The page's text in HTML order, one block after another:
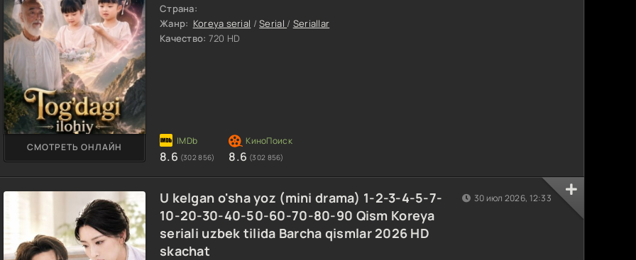
Страна:
Жанр: Koreya serial /Serial / Seriallar
Качество: 720 HD
СМОТРЕТЬ ОНЛАЙН
8.6 (302 856) 8.6 (302 856)
U kelgan o'sha yoz (mini drama) 1-2-3-4-5-7-
10-20-30-40-50-60-70-80-90 Qism Koreya
seriali uzbek tilida Barcha qismlar 2026 HD
skachat
30 июл 2026, 12:33